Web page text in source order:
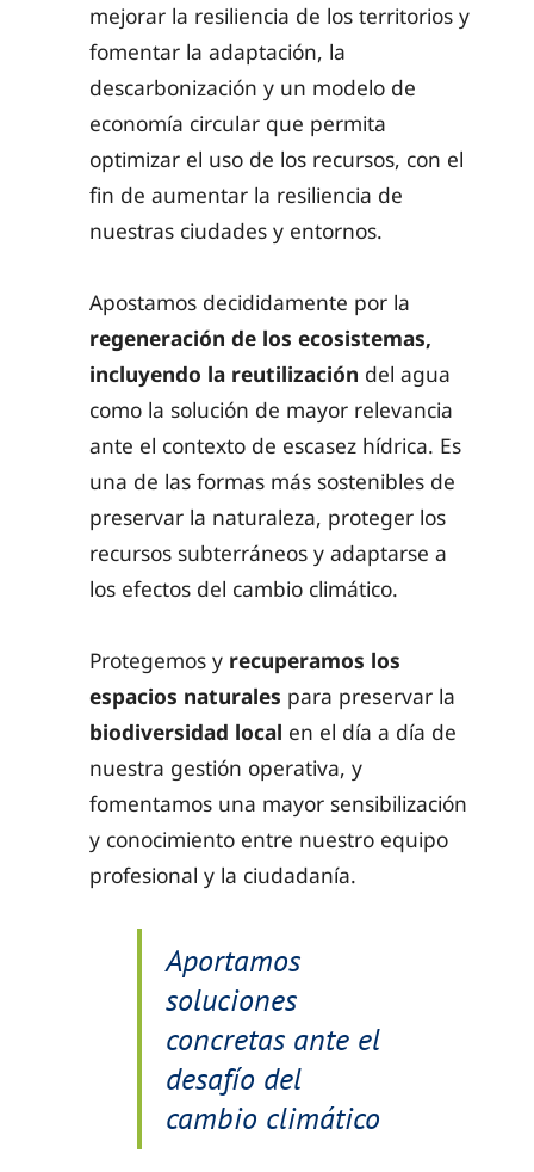
mejorar la resiliencia de los territorios y
fomentar la adaptación, la
descarbonización y un modelo de
economía circular que permita
optimizar el uso de los recursos, con el
fin de aumentar la resiliencia de
nuestras ciudades y entornos.
Apostamos decididamente por la
regeneración de los ecosistemas,
incluyendo la reutilización del agua
como la solución de mayor relevancia
ante el contexto de escasez hídrica. Es
una de las formas más sostenibles de
preservar la naturaleza, proteger los
recursos subterráneos y adaptarse a
los efectos del cambio climático.
Protegemos y recuperamos los
espacios naturales para preservar la
biodiversidad local en el día a día de
nuestra gestión operativa, y
fomentamos una mayor sensibilización
y conocimiento entre nuestro equipo
profesional y la ciudadanía.
Aportamos
soluciones
concretas ante el
desafío del
cambio climático